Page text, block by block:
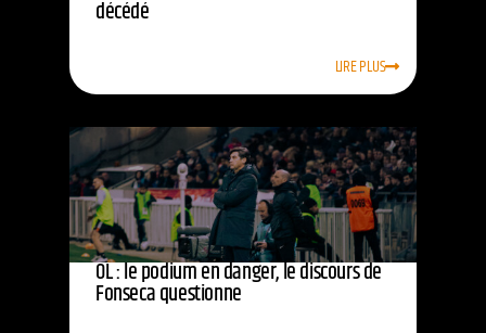
décédé
LIRE PLUS
OL : le podium en danger, le discours de
Fonseca questionne